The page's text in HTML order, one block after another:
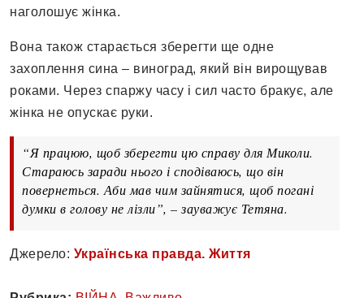
наголошує жінка.
Вона також старається зберегти ще одне
захоплення сина – виноград, який він вирощував
роками. Через спаржу часу і сил часто бракує, але
жінка не опускає руки.
“Я працюю, щоб зберегти цю справу для Миколи.
Стараюсь заради нього і сподіваюсь, що він
повернеться. Аби мав чим зайнятися, щоб погані
думки в голову не лізли”, – зауважує Тетяна.
Джерело: Українська правда. Життя